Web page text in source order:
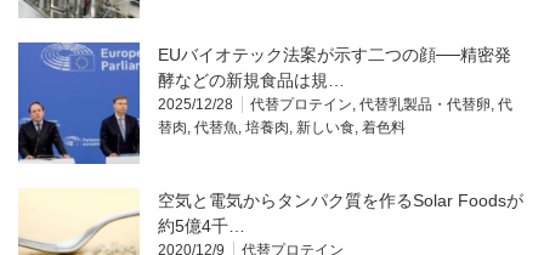
EUバイオテック法案が示す二つの顔──精密発
酵などの新規食品は規…
2025/12/28 代替プロテイン 代替乳製品・代替卵 代
替肉 代替魚 培養肉 新しい食 着色料
空気と電気からタンパク質を作るSolar Foodsが
約5億4千…
2020/12/9 代替プロテイン